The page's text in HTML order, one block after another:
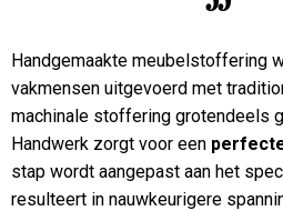
Handgemaakte meubelstoffering
vakmensen uitgevoerd met
machinale stoffering grotendeels
Handwerk zorgt voor een
stap wordt aangepast aan het
resulteert in nauwkeurigere